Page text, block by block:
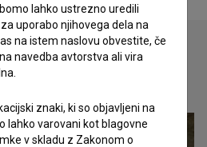
si
lahko ustrezno uredili
uporabo njihovega dela na
na istem naslovu obvestite, če
navedba avtorstva ali vira
znaki, ki so objavljeni na
lahko varovani kot blagovne
v skladu z Zakonom o